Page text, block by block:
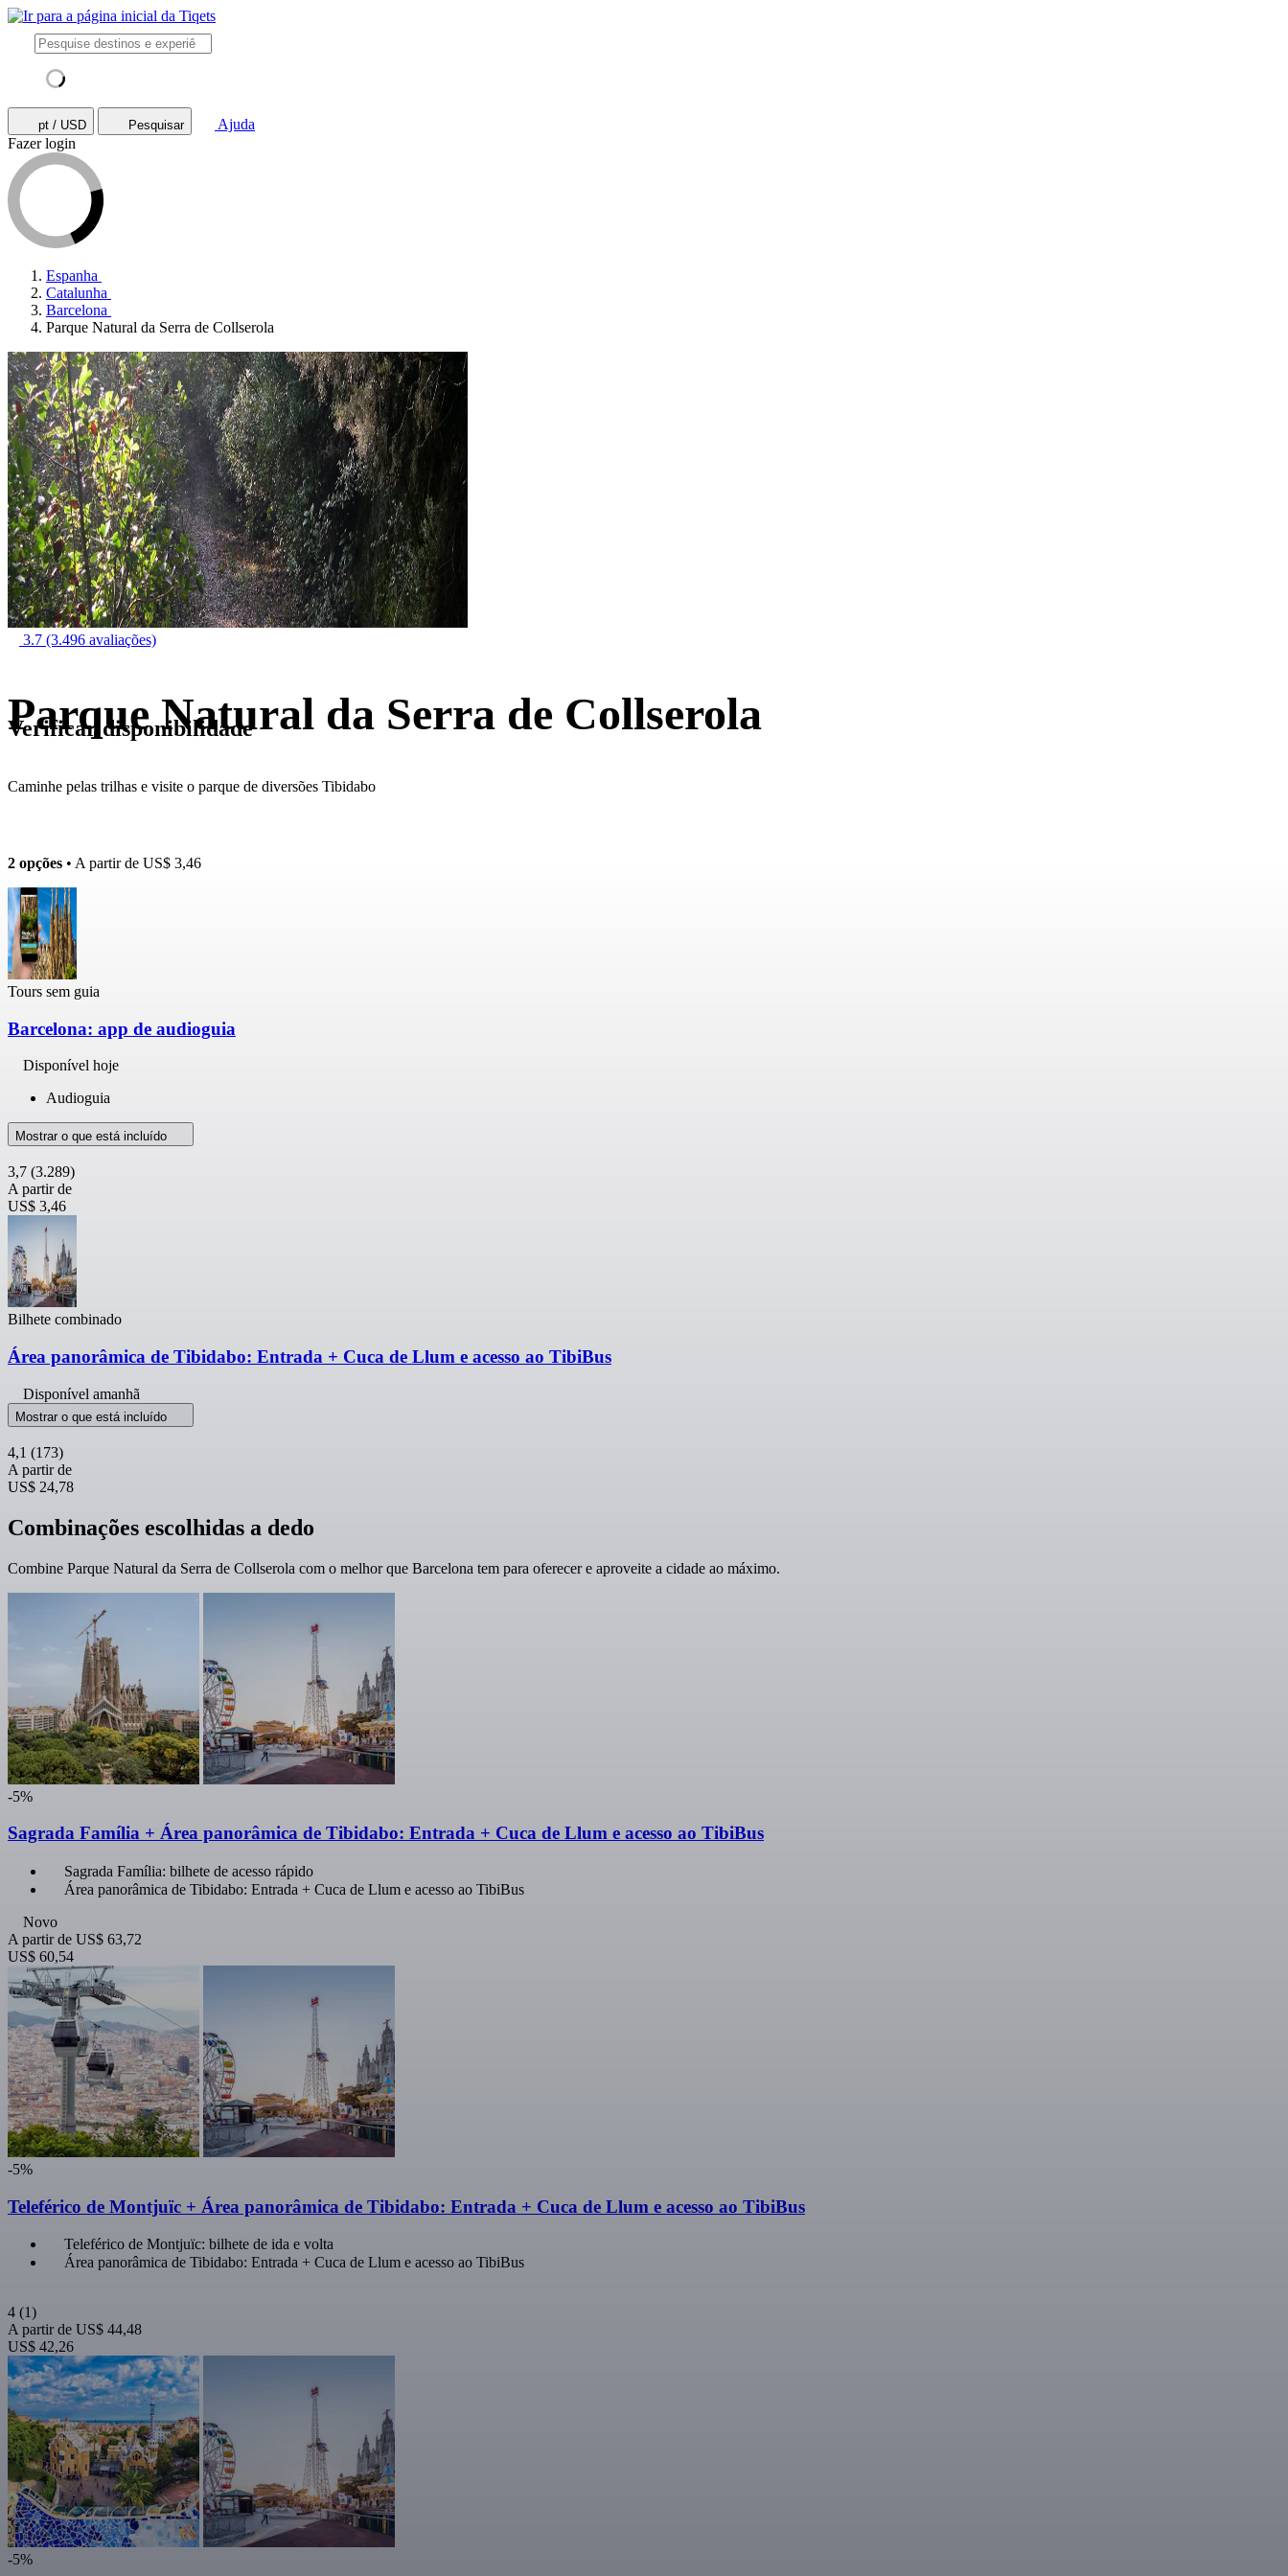
pt / USD Pesquisar
Ajuda
Fazer login
Espanha
Catalunha
Barcelona
Parque Natural da Serra de Collserola
3.7 (3.496 avaliações)
Parque Natural da Serra de Collserola
Caminhe pelas trilhas e visite o parque de diversões Tibidabo
Verificar disponibilidade
2 opções • A partir de US$ 3,46
Tours sem guia
Barcelona: app de audioguia
Disponível hoje
Audioguia
Mostrar o que está incluído
3,7 (3.289)
A partir de
US$ 3,46
Bilhete combinado
Área panorâmica de Tibidabo: Entrada + Cuca de Llum e acesso ao TibiBus
Disponível amanhã
Mostrar o que está incluído
4,1 (173)
A partir de
US$ 24,78
Combinações escolhidas a dedo
Combine Parque Natural da Serra de Collserola com o melhor que Barcelona tem para oferecer e aproveite a cidade ao máximo.
-5%
Sagrada Família + Área panorâmica de Tibidabo: Entrada + Cuca de Llum e acesso ao TibiBus
Sagrada Família: bilhete de acesso rápido
Área panorâmica de Tibidabo: Entrada + Cuca de Llum e acesso ao TibiBus
Novo
A partir de US$ 63,72
US$ 60,54
-5%
Teleférico de Montjuïc + Área panorâmica de Tibidabo: Entrada + Cuca de Llum e acesso ao TibiBus
Teleférico de Montjuïc: bilhete de ida e volta
Área panorâmica de Tibidabo: Entrada + Cuca de Llum e acesso ao TibiBus
4 (1)
A partir de US$ 44,48
US$ 42,26
-5%